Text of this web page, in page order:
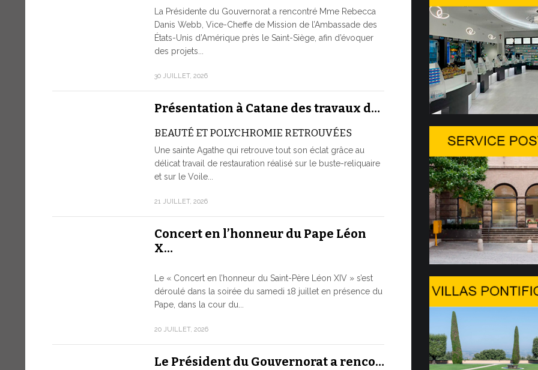
La Présidente du Gouvernorat a rencontré Mme Rebecca
Danis Webb, Vice-Cheffe de Mission de l’Ambassade des
États-Unis d’Amérique près le Saint-Siège, afin d’évoquer
des projets...
30 JUILLET, 2026
Présentation à Catane des travaux d…
BEAUTÉ ET POLYCHROMIE RETROUVÉES
Une sainte Agathe qui retrouve tout son éclat grâce au
délicat travail de restauration réalisé sur le buste-reliquaire
et sur le Voile...
21 JUILLET, 2026
Concert en l’honneur du Pape Léon
X…
Le « Concert en l’honneur du Saint-Père Léon XIV » s’est
déroulé dans la soirée du samedi 18 juillet en présence du
Pape, dans la cour du...
20 JUILLET, 2026
Le Président du Gouvernorat a renco…
Moment
ronde...
Genèv…
LA
À L’ÈRE
Dans le
Genève,
9 JUILLET, 2026
Le
et…
LE
Le Pape
ainsi que